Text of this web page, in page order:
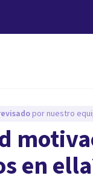
por nuestro
en